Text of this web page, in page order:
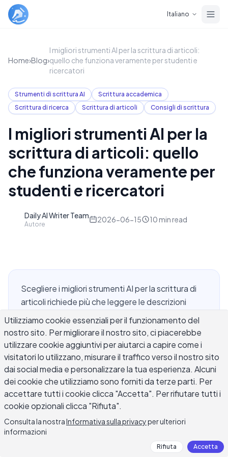
Italiano
Home›Blog›
I migliori strumenti AI per la scrittura di articoli:
quello che funziona veramente per studenti e
ricercatori
Strumenti di scrittura AI
Scrittura accademica
Scrittura di ricerca
Scrittura di articoli Consigli di scrittura
I migliori strumenti AI per la
scrittura di articoli: quello
che funziona veramente per
studenti e ricercatori
Daily AI Writer Team
Autore
2026-06-15 10 min read
Scegliere i migliori strumenti AI per la scrittura di
articoli richiede più che leggere le descrizioni
dell'app store. Studenti e ricercatori affrontano
esigenze specifiche che i chatbot AI generici
gestiscono in modo incoerente: mantenere un
argomento coerente su molte pagine, integrare
le fonti senza distorcere il loro significato e
modificare per la precisione che i revisori
accademici si aspettano. Gli strumenti giusti
affrontano questi problemi senza svolgere il
lavoro intellettuale per te. Questa guida copre
cosa cercare quando si scelgono strumenti di
scrittura AI per articoli accademici, come utilizzarli
Utilizziamo cookie essenziali per il funzionamento del
nostro sito. Per migliorare il nostro sito, ci piacerebbe
utilizzare cookie aggiuntivi per aiutarci a capire come i
visitatori lo utilizzano, misurare il traffico verso il nostro sito
dai social media e personalizzare la tua esperienza. Alcuni
dei cookie che utilizziamo sono forniti da terze parti. Per
accettare tutti i cookie clicca "Accetta". Per rifiutare tutti i
cookie opzionali clicca "Rifiuta".
Consulta la nostraInformativa sulla privacyper ulteriori
informazioni
Rifiuta Accetta